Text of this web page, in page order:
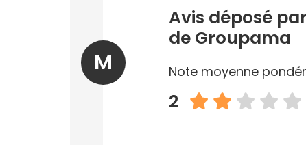
M
Avis déposé
de Groupama
Note moyenne
2